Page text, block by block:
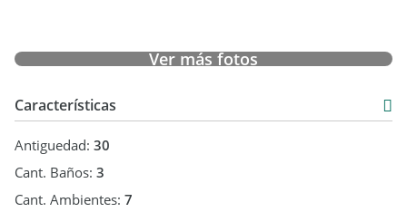
Ver más fotos
Características
Antiguedad: 30
Cant. Baños: 3
Cant. Ambientes: 7